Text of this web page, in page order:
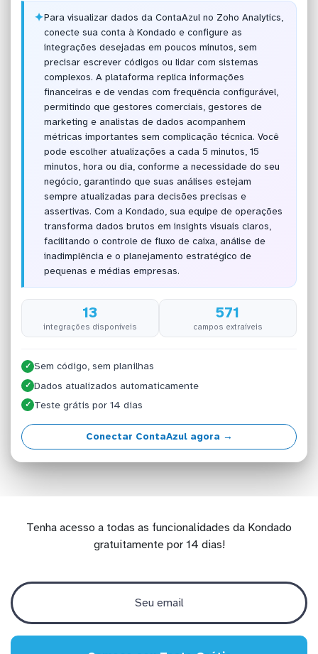
✦Para visualizar dados da ContaAzul no Zoho Analytics,
conecte sua conta à Kondado e configure as
integrações desejadas em poucos minutos, sem
precisar escrever códigos ou lidar com sistemas
complexos. A plataforma replica informações
financeiras e de vendas com frequência configurável,
permitindo que gestores comerciais, gestores de
marketing e analistas de dados acompanhem
métricas importantes sem complicação técnica. Você
pode escolher atualizações a cada 5 minutos, 15
minutos, hora ou dia, conforme a necessidade do seu
negócio, garantindo que suas análises estejam
sempre atualizadas para decisões precisas e
assertivas. Com a Kondado, sua equipe de operações
transforma dados brutos em insights visuais claros,
facilitando o controle de fluxo de caixa, análise de
inadimplência e o planejamento estratégico de
pequenas e médias empresas.
13
integrações disponíveis
571
campos extraíveis
✓ Sem código, sem planilhas
✓ Dados atualizados automaticamente
✓ Teste grátis por 14 dias
Conectar ContaAzul agora →
Tenha acesso a todas as funcionalidades da Kondado
gratuitamente por 14 dias!